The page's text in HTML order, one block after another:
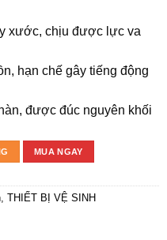
xước, chịu được lực va
hạn chế gây tiếng động
được đúc nguyên khối
một hộc số lượng
MUA NGAY
, THIẾT BỊ VỆ SINH